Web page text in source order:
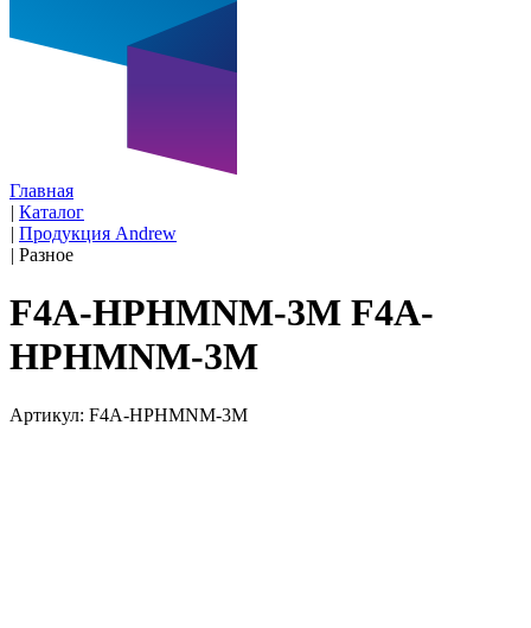
Главная
| Каталог
| Продукция Andrew
| Разное
F4A-HPHMNM-3M F4A-
HPHMNM-3M
Артикул: F4A-HPHMNM-3M